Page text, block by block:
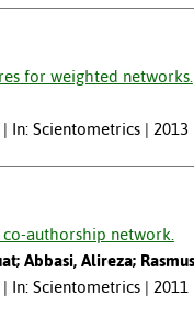
for weighted networks.
In: Scientometrics | 2013
authorship network.
Abbasi, Alireza;
In: Scientometrics | 2011